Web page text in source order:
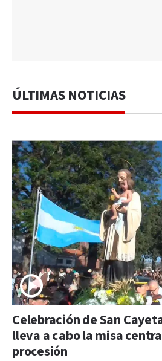
ÚLTIMAS NOTICIAS
Celebración de San
lleva a cabo la misa
procesión